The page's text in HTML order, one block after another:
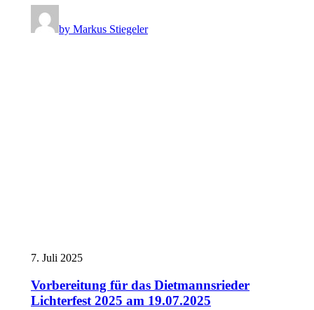
by Markus Stiegeler
7. Juli 2025
Vorbereitung für das Dietmannsrieder
Lichterfest 2025 am 19.07.2025